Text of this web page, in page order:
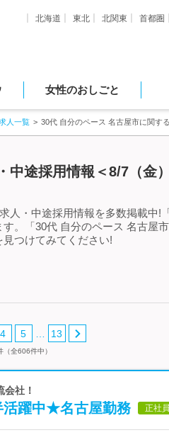
北海道 東北 北関東 首都圏
女性のおしごと
人一覧 30代 自分のペース 名古屋市に関す
中途採用情報＜8/7（金
人・中途採用情報を多数掲載中!
。「30代 自分のペース 名古屋
つけてみてください!
4 5 13
（全606件中）
社！
活躍中★名古屋勤務 正社